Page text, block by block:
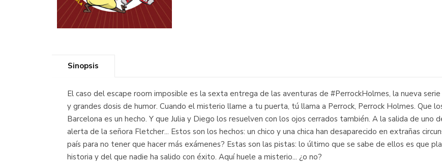
Sinopsis
El caso del escape room imposible es la sexta entrega de las aventuras de #PerrockHolmes, la nueva
y grandes dosis de humor. Cuando el misterio llame a tu puerta, tú llama a Perrock, Perrock Holmes. Que
Barcelona es un hecho. Y que Julia y Diego los resuelven con los ojos cerrados también. A la salida de uno
alerta de la señora Fletcher... Estos son los hechos: un chico y una chica han desaparecido en extrañas
país para no tener que hacer más exámenes? Estas son las pistas: lo último que se sabe de ellos es que
historia y del que nadie ha salido con éxito. Aquí huele a misterio... ¿o no?